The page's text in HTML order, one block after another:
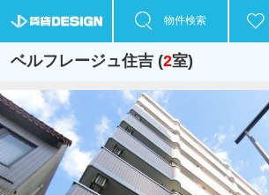
物件検索
ベルフレージュ住吉 (2室)